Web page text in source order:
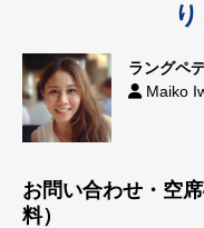
ラングペ
Maiko
お問い合わせ・空
料）